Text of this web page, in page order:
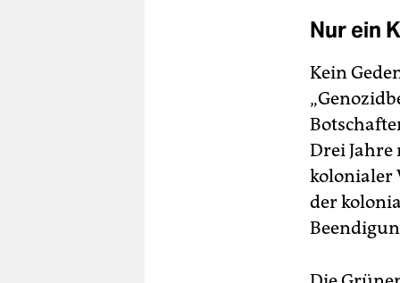
Nur ein
Kein
Drei
kolonialer
der